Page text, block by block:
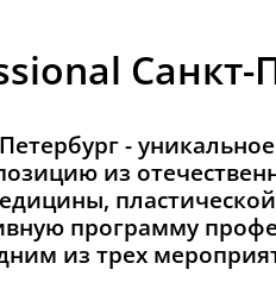
-
из
программу
из трех